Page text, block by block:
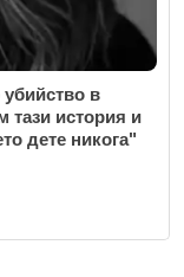
в
тази история и
дете никога"